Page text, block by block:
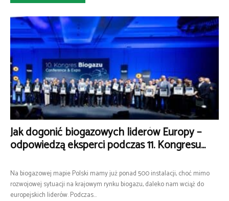
Jak dogonić biogazowych liderów Europy –
odpowiedzą eksperci podczas 11. Kongresu...
Na biogazowej mapie Polski mamy już ponad 500 instalacji, choć mimo
rozwojowej sytuacji na krajowym rynku biogazu, daleko nam wciąż do
europejskich liderów. Podczas...